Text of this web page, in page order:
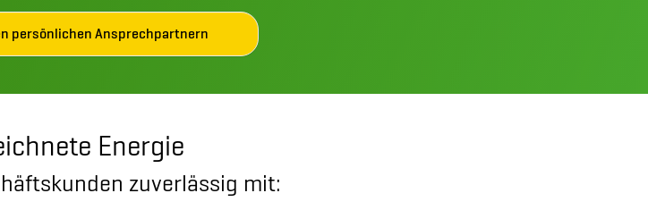
persönlichen Ansprechpartnern
Energie
zuverlässig mit: